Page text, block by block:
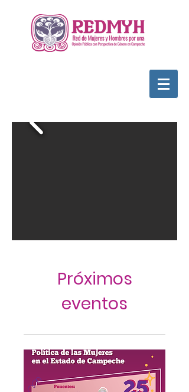
Próximos
eventos